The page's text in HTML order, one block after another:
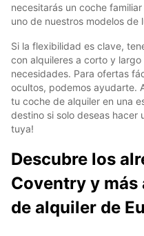
necesitarás un coche
uno de nuestros modelos de
Si la flexibilidad es clave,
con alquileres a corto y
necesidades. Para ofertas
ocultos, podemos ayudarte.
tu coche de alquiler en una
destino si solo deseas hacer
tuya!
Descubre los
Coventry y
de alquiler de